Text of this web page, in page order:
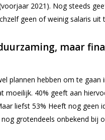
2021). Nog steeds
geen of weinig salaris uit
maar
plannen hebben om te gaan
moeilijk. 40% geeft aan
liefst 53% Heeft nog geen
grotendeels onbekend bij